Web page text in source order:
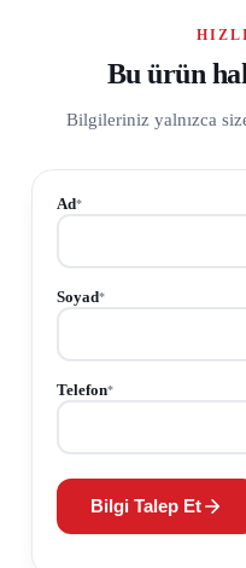
Bu ürün
Bilgileriniz yalnızca
Ad*
Soyad*
Telefon*
Bilgi Talep Et